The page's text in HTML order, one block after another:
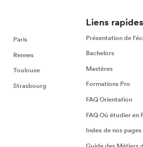
Paris
Rennes
Toulouse
Strasbourg
Liens rapides
Présentation de
Bachelors
Mastères
Formations Pro
FAQ Orientation
FAQ Où étudier en
Index de nos pages